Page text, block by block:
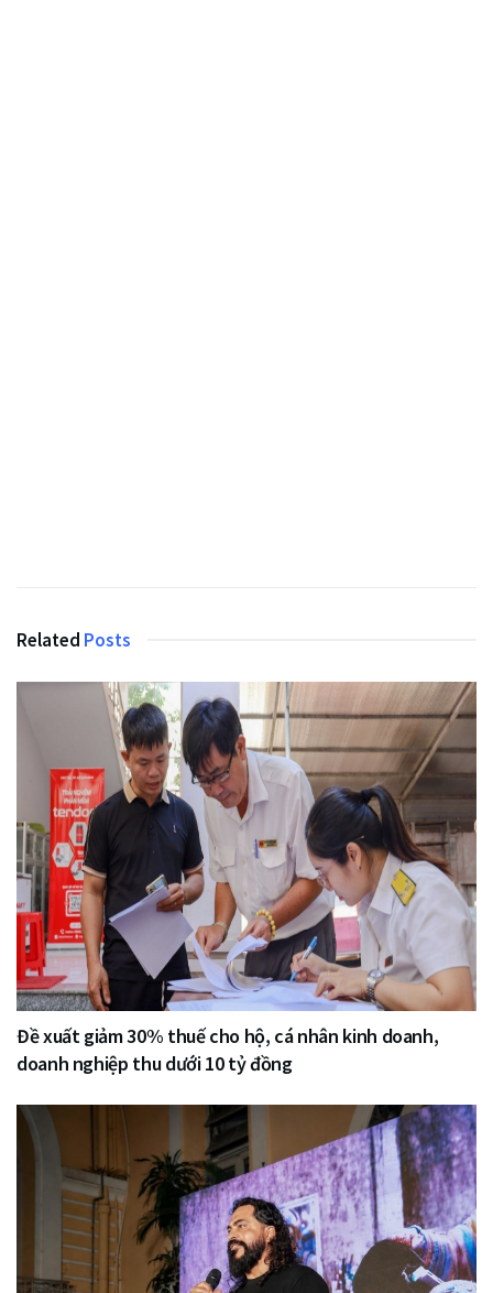
Related Posts
Đề xuất giảm 30% thuế cho hộ, cá nhân kinh doanh,
doanh nghiệp thu dưới 10 tỷ đồng